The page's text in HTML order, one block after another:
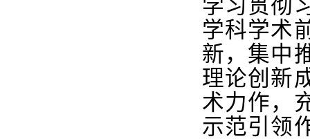
学习贯彻
学科学术
新，集中
理论创新
术力作，
示范引领